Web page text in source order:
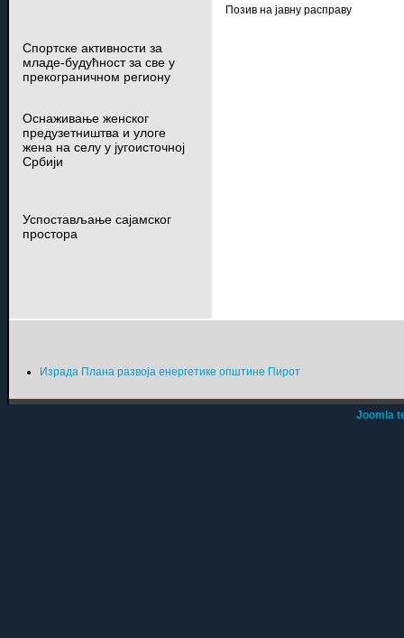
Позив на јавну расправу
Спортске активности за
младе-будућност за све у
прекограничном региону
Оснаживање женског
предузетништва и улоге
жена на селу у југоисточној
Србији
Успостављање сајамског
простора
Израда Плана развоја енергетике општине Пирот
Joomla